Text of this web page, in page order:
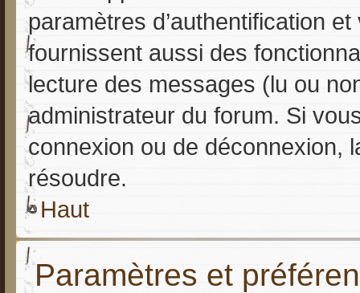
paramètres d’authentification
fournissent aussi des
lecture des messages (lu ou
administrateur du forum. Si
connexion ou de déconnexion,
résoudre.
Haut
Paramètres et